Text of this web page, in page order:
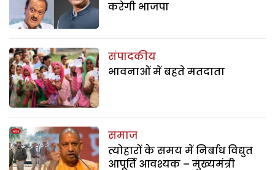
करेगी भाजपा
संपादकीय
भावनाओं में बहते मतदाता
समाज
त्योहारों के समय में निर्बाध विद्युत
आपूर्ति आवश्यक – मुख्यमंत्री